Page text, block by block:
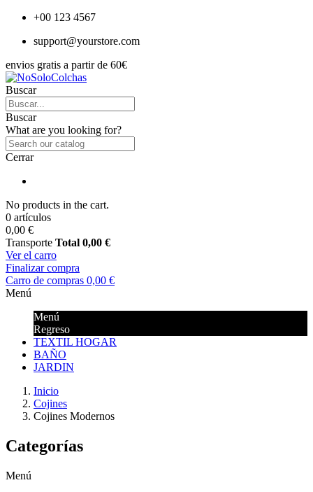
+00 123 4567
support@yourstore.com
envios gratis a partir de 60€
Buscar
Buscar
What are you looking for?
Cerrar
No products in the cart.
0 artículos
0,00 €
Transporte Total 0,00 €
Ver el carro
Finalizar compra
Carro de compras 0,00 €
Menú
Menú
Regreso
TEXTIL HOGAR
BAÑO
JARDIN
Inicio
Cojines
Cojines Modernos
Categorías
Menú